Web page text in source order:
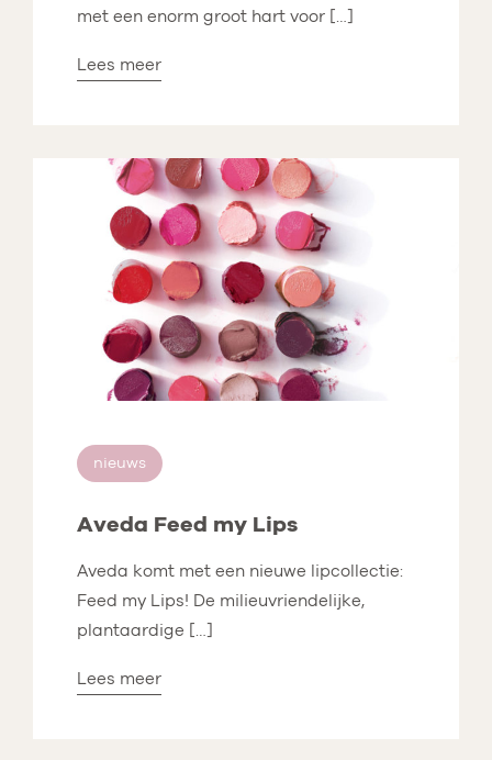
met een enorm groot hart voor […]
Lees meer
nieuws
Aveda Feed my Lips
Aveda komt met een nieuwe lipcollectie:
Feed my Lips! De milieuvriendelijke,
plantaardige […]
Lees meer